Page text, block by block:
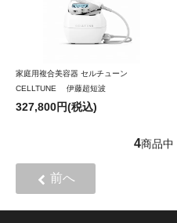
家庭用複合美容器 セルチューン
CELLTUNE 伊藤超短波
327,800円(税込)
4商品中
前へ